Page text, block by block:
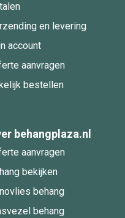
en levering
account
aanvragen
bestellen
behangplaza.nl
aanvragen
bekijken
behang
behang